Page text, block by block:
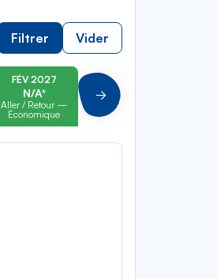
Filtrer Vider
FÉV 2027
N/A*
Aller / Retour —
Économique
Aller / Retour —
Suivant